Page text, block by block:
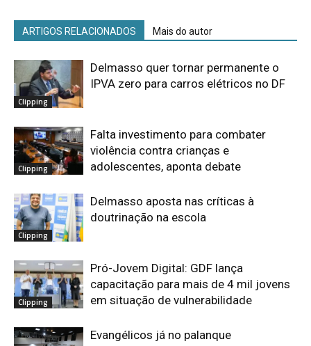
ARTIGOS RELACIONADOS Mais do autor
Clipping
Delmasso quer tornar permanente o
IPVA zero para carros elétricos no DF
Clipping
Falta investimento para combater
violência contra crianças e
adolescentes, aponta debate
Clipping
Delmasso aposta nas críticas à
doutrinação na escola
Clipping
Pró-Jovem Digital: GDF lança
capacitação para mais de 4 mil jovens
em situação de vulnerabilidade
Evangélicos já no palanque